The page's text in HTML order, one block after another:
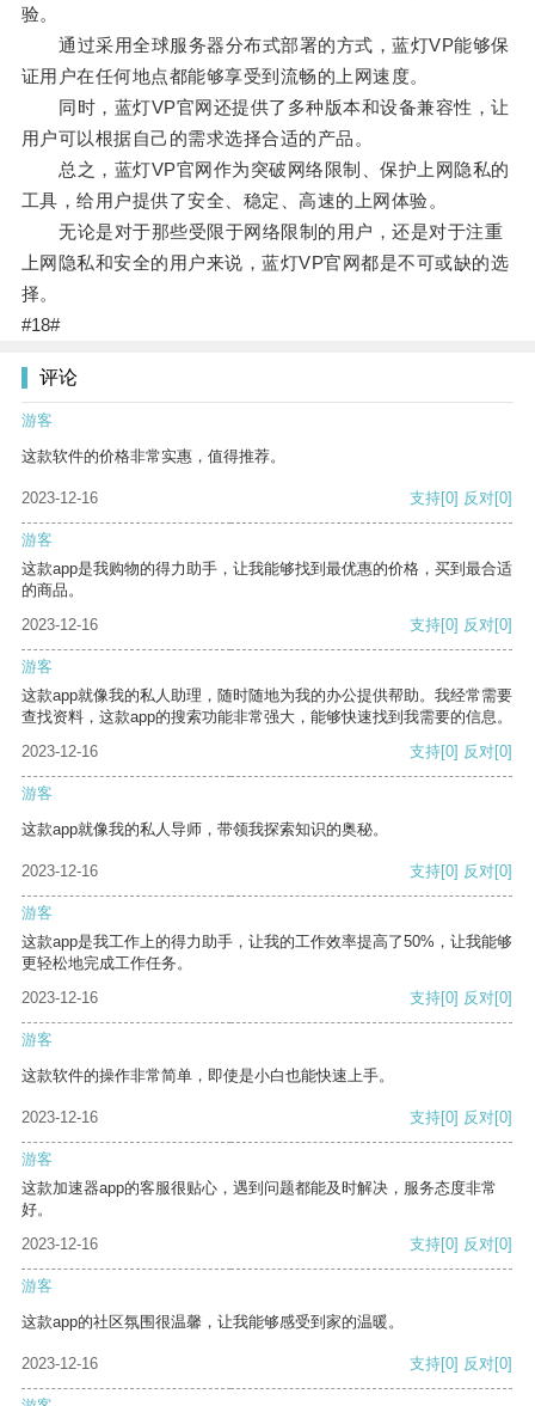
验。
通过采用全球服务器分布式部署的方式，蓝灯VP能够保
证用户在任何地点都能够享受到流畅的上网速度。
同时，蓝灯VP官网还提供了多种版本和设备兼容性，让
用户可以根据自己的需求选择合适的产品。
总之，蓝灯VP官网作为突破网络限制、保护上网隐私的
工具，给用户提供了安全、稳定、高速的上网体验。
无论是对于那些受限于网络限制的用户，还是对于注重
上网隐私和安全的用户来说，蓝灯VP官网都是不可或缺的选
择。
#18#
评论
游客
这款软件的价格非常实惠，值得推荐。
2023-12-16 支持[0] 反对[0]
游客
这款app是我购物的得力助手，让我能够找到最优惠的价格，买到最合适
的商品。
2023-12-16
支持[0] 反对[0]
游客
这款app就像我的私人助理，随时随地为我的办公提供帮助。我经常需要
查找资料，这款app的搜索功能非常强大，能够快速找到我需要的信息。
2023-12-16
支持[0] 反对[0]
游客
这款app就像我的私人导师，带领我探索知识的奥秘。
2023-12-16 支持[0] 反对[0]
游客
这款app是我工作上的得力助手，让我的工作效率提高了50%，让我能够
更轻松地完成工作任务。
2023-12-16
支持[0] 反对[0]
游客
这款软件的操作非常简单，即使是小白也能快速上手。
2023-12-16 支持[0] 反对[0]
游客
这款加速器app的客服很贴心，遇到问题都能及时解决，服务态度非常
好。
2023-12-16
支持[0] 反对[0]
游客
这款app的社区氛围很温馨，让我能够感受到家的温暖。
2023-12-16 支持[0] 反对[0]